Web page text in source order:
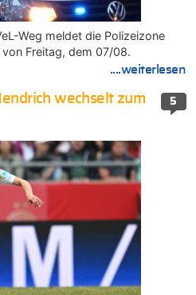
Weg meldet die Polizeizone
Freitag, dem 07/08.
....weiterlesen
5
wechselt zum